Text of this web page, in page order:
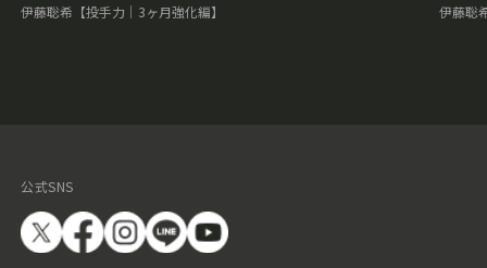
伊藤聡希【投手力｜3ヶ月強化編】 伊藤聡
公式SNS